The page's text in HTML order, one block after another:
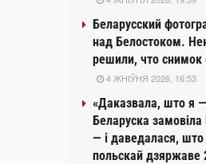
Беларусский
над Белостоком.
решили, что снимок
4 ЖНІЎНЯ 2026, 16:53
«Даказвала, што я —
Беларуска
— і даведалася, што
польскай дзяржаве